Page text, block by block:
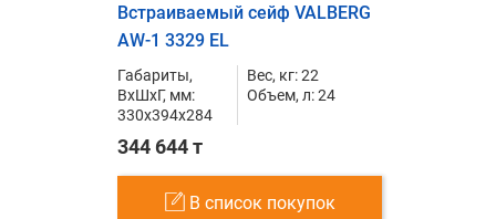
Встраиваемый сейф VALBERG
AW-1 3329 EL
Габариты,
ВxШxГ, мм:
330x394x284
Вес, кг: 22
Объем, л: 24
344 644 т
В список покупок